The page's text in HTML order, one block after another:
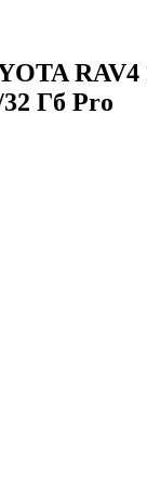
RAV4
Гб Pro